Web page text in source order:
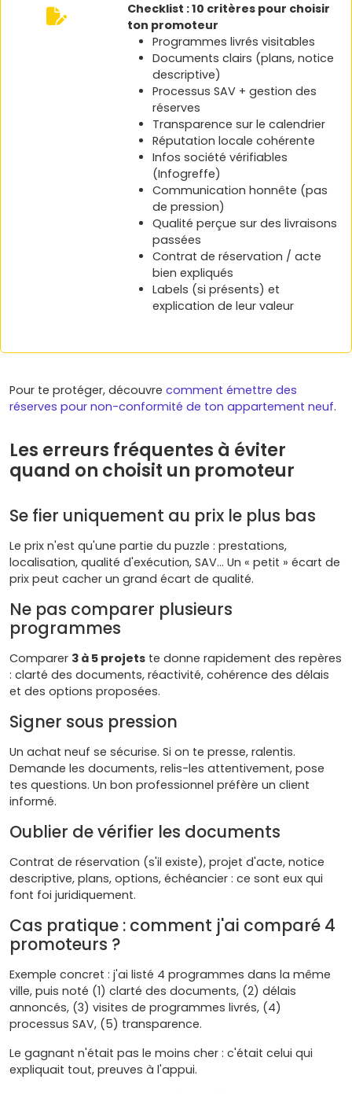
Checklist : 10 critères pour choisir
ton promoteur
Programmes livrés visitables
Documents clairs (plans, notice
descriptive)
Processus SAV + gestion des
réserves
Transparence sur le calendrier
Réputation locale cohérente
Infos société vérifiables
(Infogreffe)
Communication honnête (pas
de pression)
Qualité perçue sur des livraisons
passées
Contrat de réservation / acte
bien expliqués
Labels (si présents) et
explication de leur valeur
Pour te protéger, découvre comment émettre des
réserves pour non-conformité de ton appartement neuf.
Les erreurs fréquentes à éviter
quand on choisit un promoteur
Se fier uniquement au prix le plus bas
Le prix n'est qu'une partie du puzzle : prestations,
localisation, qualité d'exécution, SAV… Un « petit » écart de
prix peut cacher un grand écart de qualité.
Ne pas comparer plusieurs
programmes
Comparer 3 à 5 projets te donne rapidement des repères
: clarté des documents, réactivité, cohérence des délais
et des options proposées.
Signer sous pression
Un achat neuf se sécurise. Si on te presse, ralentis.
Demande les documents, relis-les attentivement, pose
tes questions. Un bon professionnel préfère un client
informé.
Oublier de vérifier les documents
Contrat de réservation (s'il existe), projet d'acte, notice
descriptive, plans, options, échéancier : ce sont eux qui
font foi juridiquement.
Cas pratique : comment j'ai comparé 4
promoteurs ?
Exemple concret : j'ai listé 4 programmes dans la même
ville, puis noté (1) clarté des documents, (2) délais
annoncés, (3) visites de programmes livrés, (4)
processus SAV, (5) transparence.
Le gagnant n'était pas le moins cher : c'était celui qui
expliquait tout, preuves à l'appui.